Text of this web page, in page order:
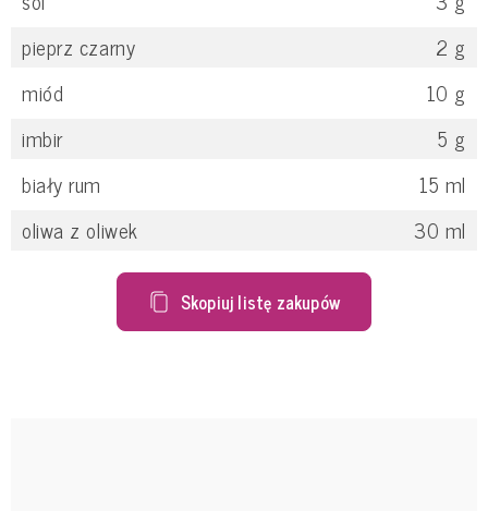
pieprz czarny
2 g
miód
10 g
imbir
5 g
biały rum
15 ml
oliwa z oliwek
30 ml
Skopiuj listę zakupów